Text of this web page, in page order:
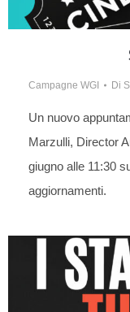
Campagne WGI Di
Un nuovo
Marzulli, Director
giugno alle 11:30
aggiornamenti.